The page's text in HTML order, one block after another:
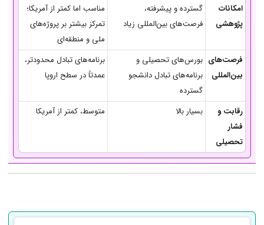
امکانات
پژوهشی
گسترده و پیشرفته،
فرصت‌های بین‌المللی زیاد
مناسب اما کمتر از آمریکا؛
تمرکز بیشتر بر پروژه‌های
ملی و منطقه‌ای
فرصت‌های
بین‌المللی
بورس‌های تحصیلی و
برنامه‌های تبادل دانشجو
گسترده
برنامه‌های تبادل محدودتر،
عمدتاً در سطح اروپا
رقابت و
فشار
تحصیلی
بسیار بالا متوسط، کمتر از آمریکا